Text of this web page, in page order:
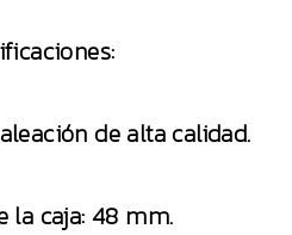
de alta calidad.
la caja: 48 mm.